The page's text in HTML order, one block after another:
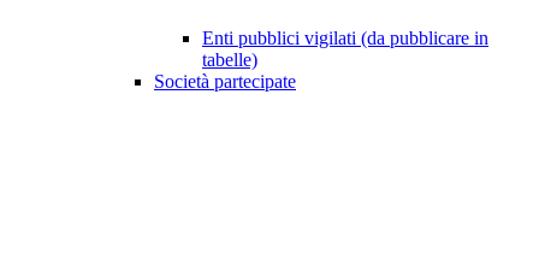
Enti pubblici vigilati (da pubblicare in
tabelle)
Società partecipate